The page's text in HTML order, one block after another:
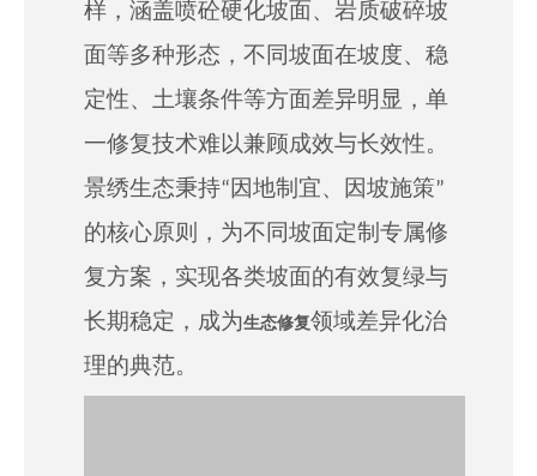
样，涵盖喷砼硬化坡面、岩质破碎坡
面等多种形态，不同坡面在坡度、稳
定性、土壤条件等方面差异明显 ，单
一修复技术难以兼顾成效与长效性。
景绣生态秉持“因地制宜、因坡施策”
的核心原则，为不同坡面定制专属修
复方案，实现各类坡面的有效复绿与
长期稳定，成为生态修复领域差异化治
理的典范。